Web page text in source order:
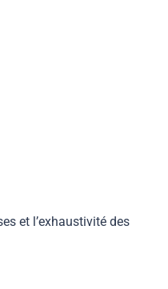
et l’exhaustivité des